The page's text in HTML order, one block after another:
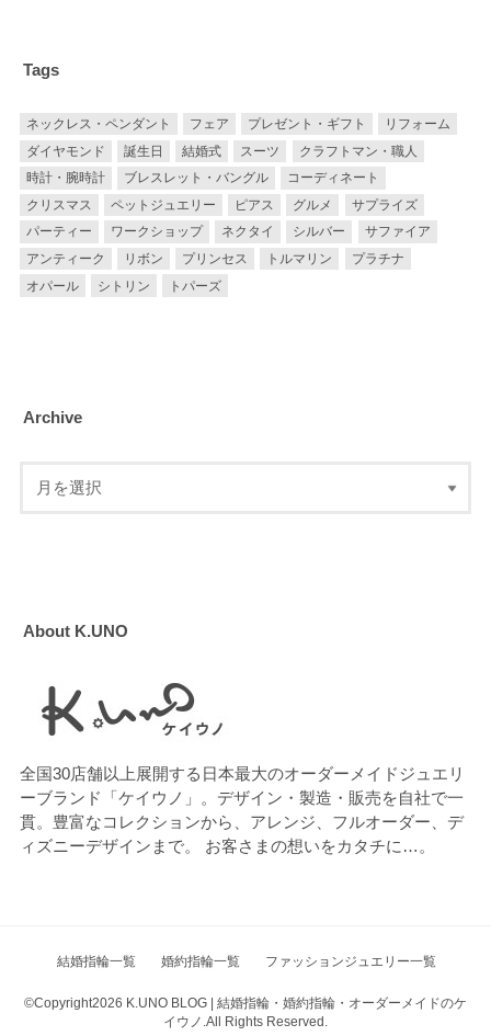
Tags
ネックレス・ペンダント フェア プレゼント・ギフト
リフォーム
ダイヤモンド
誕生日 結婚式 スーツ
クラフトマン・職人
時計・腕時計
ブレスレット・バングル
コーディネート
クリスマス
ペットジュエリー ピアス グルメ
サプライズ
パーティー
ワークショップ ネクタイ シルバー
サファイア
アンティーク
リボン プリンセス トルマリン
プラチナ
オパール
シトリン トパーズ
Archive
About K.UNO
全国30店舗以上展開する日本最大のオーダーメイドジュエリ
ーブランド「ケイウノ」。デザイン・製造・販売を自社で一
貫。豊富なコレクションから、アレンジ、フルオーダー、デ
ィズニーデザインまで。 お客さまの想いをカタチに…。
結婚指輪一覧 婚約指輪一覧 ファッションジュエリー一覧
©Copyright2026 K.UNO BLOG | 結婚指輪・婚約指輪・オーダーメイドのケ
イウノ .All Rights Reserved.